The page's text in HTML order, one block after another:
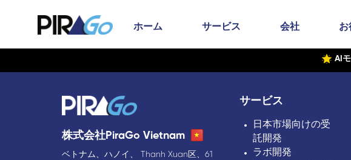
ホーム サービス 会社 お
AI
株式会社PiraGo Vietnam
ベトナム、ハノイ、 Thanh Xuan区、61
サービス
日本市場向けの受
託開発
ラボ開発